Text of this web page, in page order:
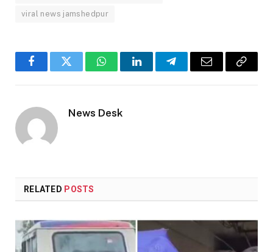
viral news jamshedpur
FacebookTwitter WhatsAppLinkedInTelegramEmail
Copy
News Desk
RELATED POSTS